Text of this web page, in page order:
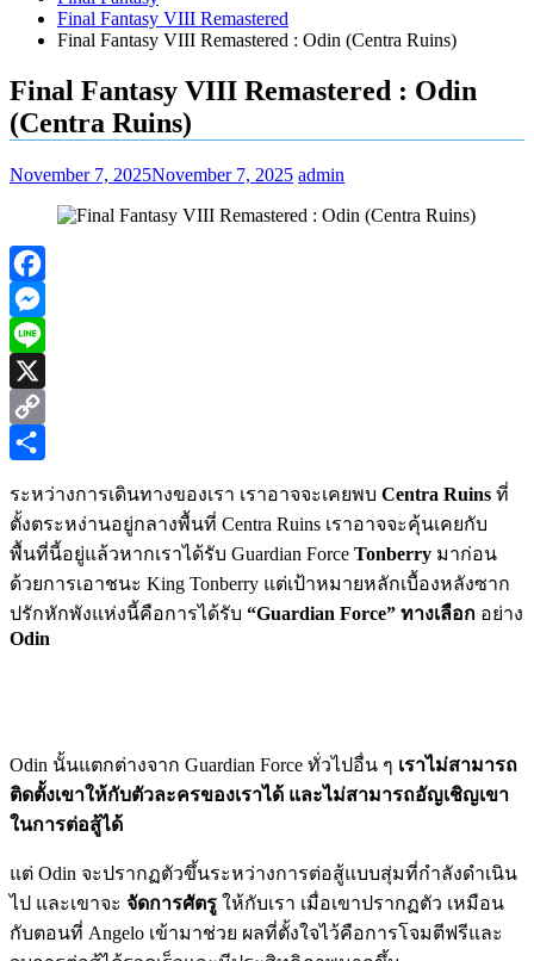
Final Fantasy VIII Remastered
Final Fantasy VIII Remastered : Odin (Centra Ruins)
Final Fantasy VIII Remastered : Odin
(Centra Ruins)
November 7, 2025November 7, 2025 admin
Facebook
Messenger
Line
X
Copy
ระหว่างการเดินทางของเรา เราอาจจะเคยพบ Centra Ruins ที่
ตั้งตระหง่านอยู่กลางพื้นที่ Centra Ruins เราอาจจะคุ้นเคยกับ
พื้นที่นี้อยู่แล้วหากเราได้รับ Guardian Force Tonberry มาก่อน
ด้วยการเอาชนะ King Tonberry แต่เป้าหมายหลักเบื้องหลังซาก
ปรักหักพังแห่งนี้คือการได้รับ “Guardian Force” ทางเลือก อย่าง
Odin
Odin นั้นแตกต่างจาก Guardian Force ทั่วไปอื่น ๆ เราไม่สามารถ
ติดตั้งเขาให้กับตัวละครของเราได้ และไม่สามารถอัญเชิญเขา
ในการต่อสู้ได้
แต่ Odin จะปรากฏตัวขึ้นระหว่างการต่อสู้แบบสุ่มที่กำลังดำเนิน
ไป และเขาจะ จัดการศัตรู ให้กับเรา เมื่อเขาปรากฏตัว เหมือน
กับตอนที่ Angelo เข้ามาช่วย ผลที่ตั้งใจไว้คือการโจมตีฟรีและ